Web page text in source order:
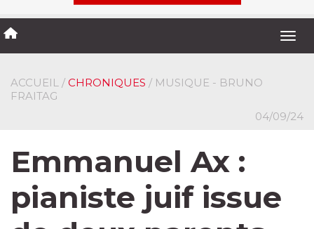
ACCUEIL / CHRONIQUES / MUSIQUE - BRUNO
FRAITAG
04/09/24
Emmanuel Ax :
pianiste juif issue